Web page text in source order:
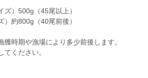
ズ）500g（45尾以上）
）約800g（40尾前後）
時期や漁場により多少前後します。
ください。